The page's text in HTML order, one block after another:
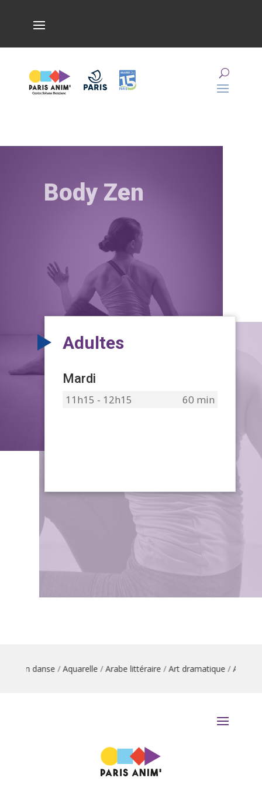
Body Zen
Adultes
Mardi
11h15 - 12h15 60 min
danse/Aquarelle/Arabe littéraire/Art dramatique/Arts du